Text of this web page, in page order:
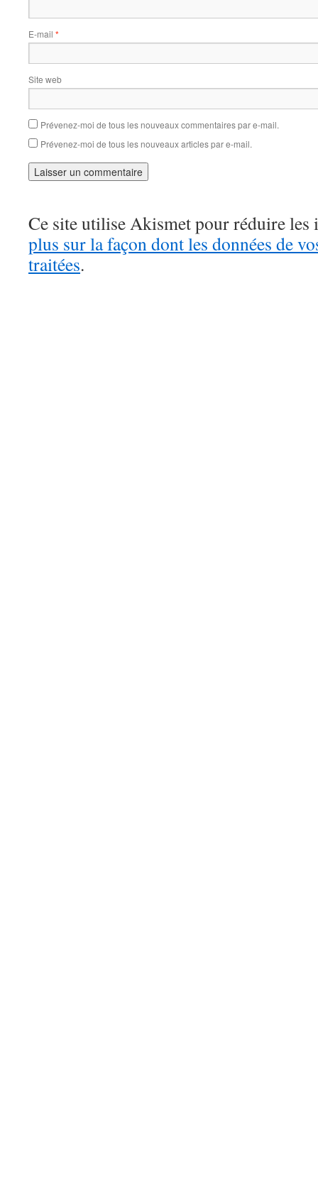
E-mail *
Site web
Prévenez-moi de tous les nouveaux commentaires par e-mail.
Prévenez-moi de tous les nouveaux articles par e-mail.
Ce site utilise Akismet pour réduire les
plus sur la façon dont les données de
traitées.